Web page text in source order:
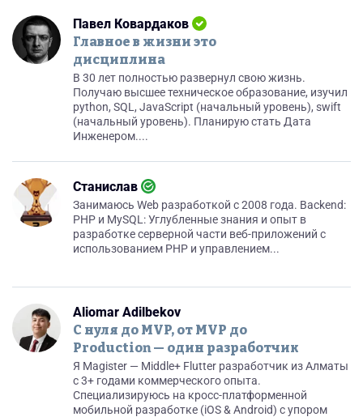
Павел Ковардаков
Главное в жизни это
дисциплина
В 30 лет полностью развернул свою жизнь.
Получаю высшее техническое образование, изучил
python, SQL, JavaScript (начальный уровень), swift
(начальный уровень). Планирую стать Дата
Инженером....
Станислав
Занимаюсь Web разработкой с 2008 года. Backend:
PHP и MySQL: Углубленные знания и опыт в
разработке серверной части веб-приложений с
использованием PHP и управлением...
Aliomar Adilbekov
С нуля до MVP, от MVP до
Production — один разработчик
Я Magister — Middle+ Flutter разработчик из Алматы
с 3+ годами коммерческого опыта.
Специализируюсь на кросс-платформенной
мобильной разработке (iOS & Android) с упором